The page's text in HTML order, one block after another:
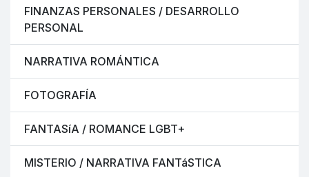
FINANZAS PERSONALES / DESARROLLO
PERSONAL
NARRATIVA ROMÁNTICA
FOTOGRAFÍA
FANTASíA / ROMANCE LGBT+
MISTERIO / NARRATIVA FANTáSTICA